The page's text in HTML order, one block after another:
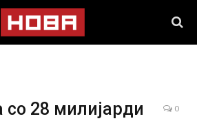
28 милијарди
0